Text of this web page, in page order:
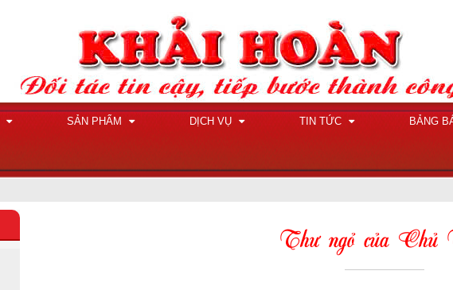
SẢN PHẨM DỊCH VỤ TIN TỨC BẢNG
Thư ngỏ của Chủ